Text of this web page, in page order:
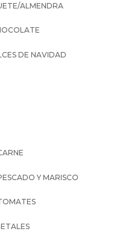
ALMENDRA
DE NAVIDAD
Y MARISCO